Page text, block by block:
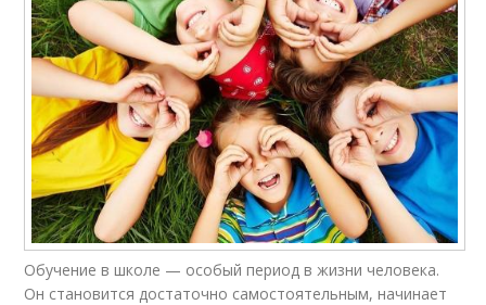
Обучение в школе — особый период в жизни человека.
Он становится достаточно самостоятельным, начинает